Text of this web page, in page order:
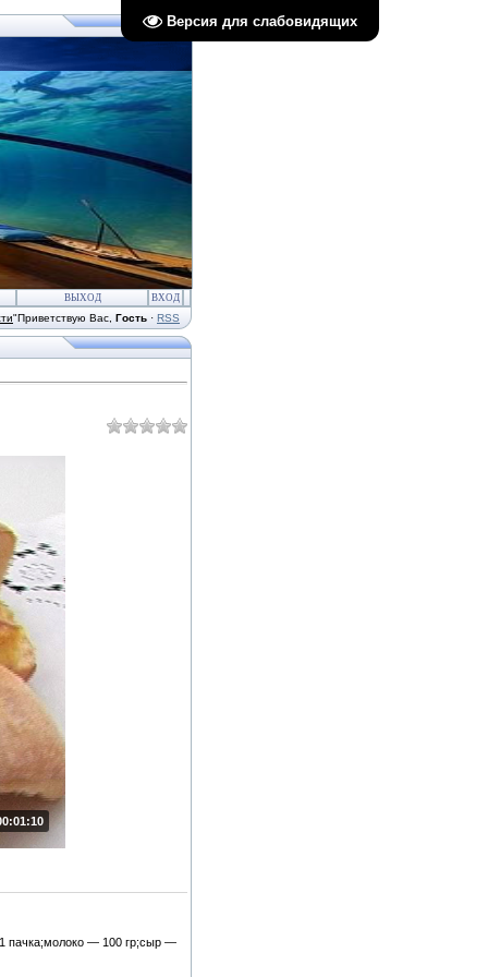
Версия для слабовидящих
ВЫХОД ВХОД
"Приветствую Вас Гость · RSS
пачка;молоко — 100 гр;сыр —